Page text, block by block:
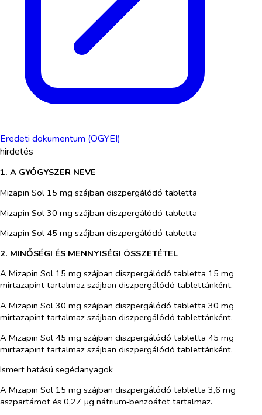
Eredeti dokumentum (OGYEI)
hirdetés
1. A GYÓGYSZER NEVE
Mizapin Sol 15 mg szájban diszpergálódó tabletta
Mizapin Sol 30 mg szájban diszpergálódó tabletta
Mizapin Sol 45 mg szájban diszpergálódó tabletta
2. MINŐSÉGI ÉS MENNYISÉGI ÖSSZETÉTEL
A Mizapin Sol 15 mg szájban diszpergálódó tabletta 15 mg
mirtazapint tartalmaz szájban diszpergálódó tablettánként.
A Mizapin Sol 30 mg szájban diszpergálódó tabletta 30 mg
mirtazapint tartalmaz szájban diszpergálódó tablettánként.
A Mizapin Sol 45 mg szájban diszpergálódó tabletta 45 mg
mirtazapint tartalmaz szájban diszpergálódó tablettánként.
Ismert hatású segédanyagok
A Mizapin Sol 15 mg szájban diszpergálódó tabletta 3,6 mg
aszpartámot és 0,27 µg nátrium‑benzoátot tartalmaz.